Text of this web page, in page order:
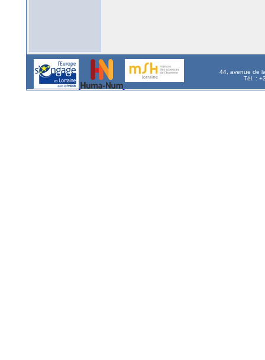
44, avenue de
Tél. :